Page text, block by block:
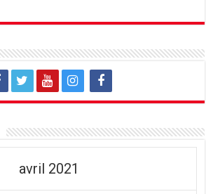
avril 2021